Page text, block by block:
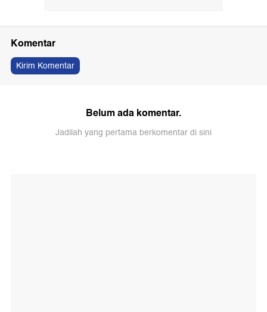
Komentar
Kirim Komentar
Belum ada komentar.
Jadilah yang pertama berkomentar di sini